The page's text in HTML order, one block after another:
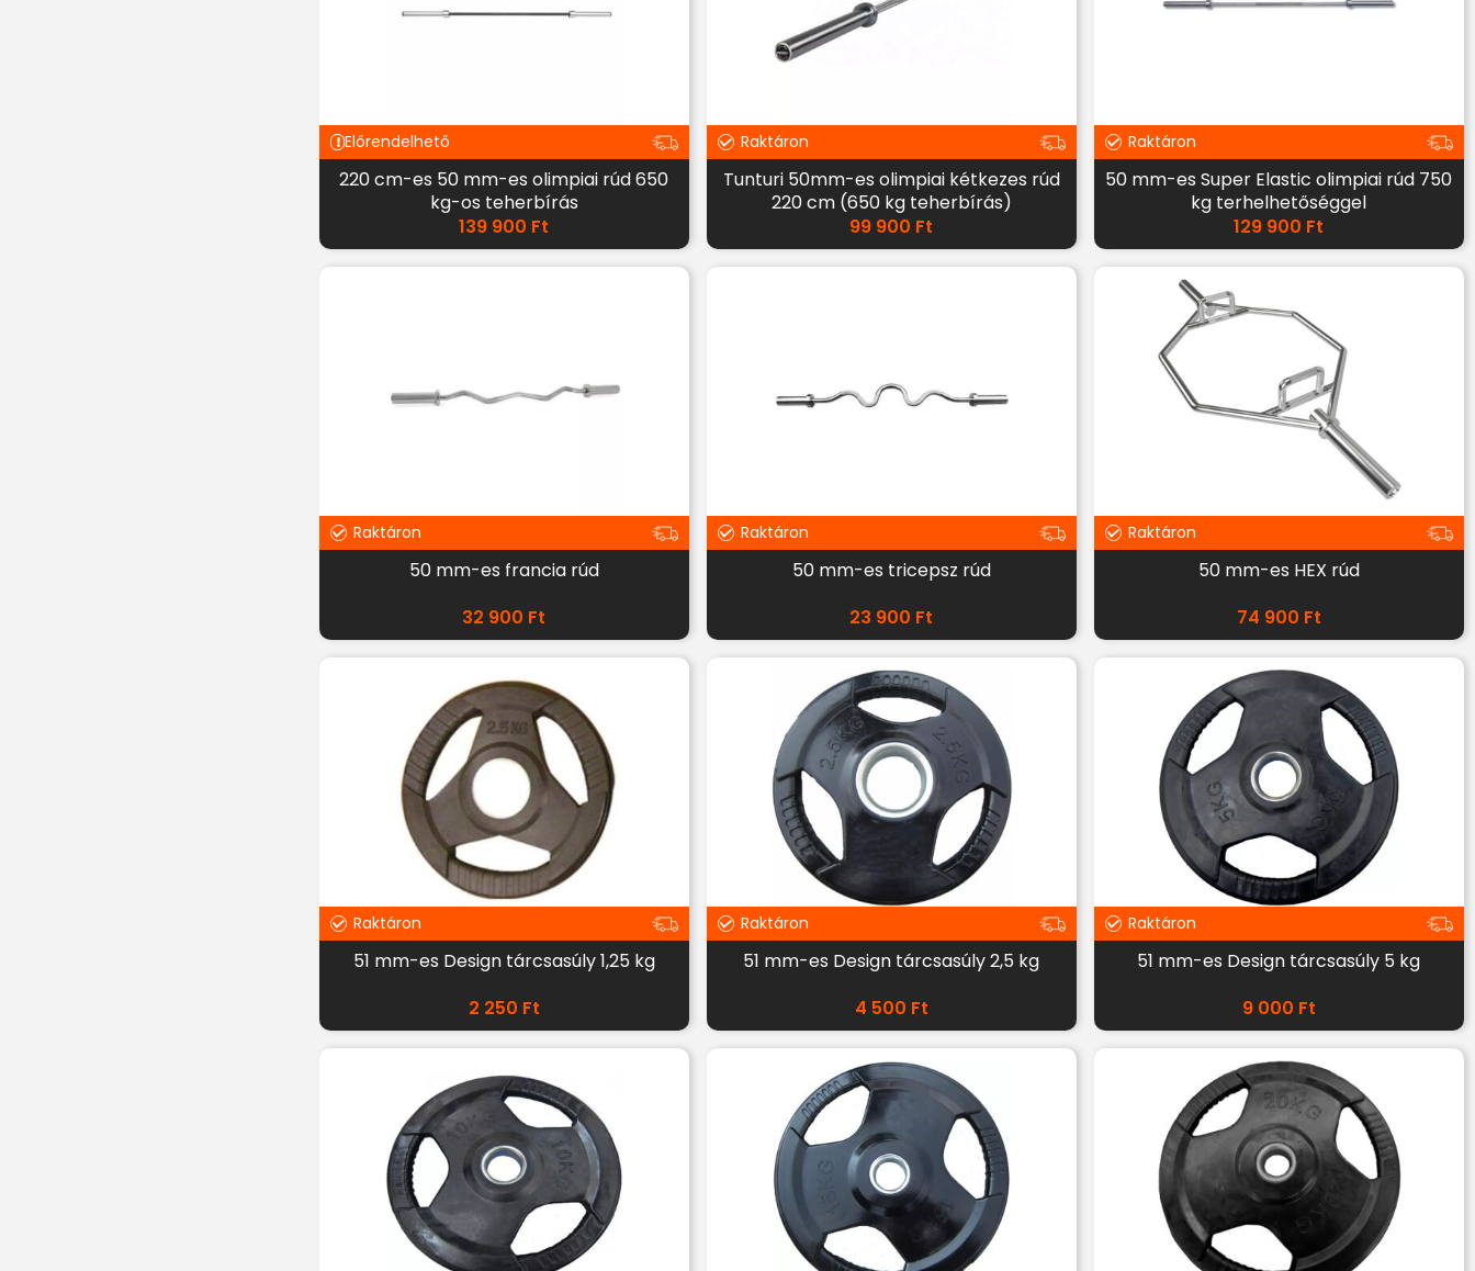
Előrendelhető
220 cm-es 50 mm-es olimpiai rúd 650
kg-os teherbírás
139 900 Ft
Raktáron
Tunturi 50mm-es olimpiai kétkezes rúd
220 cm (650 kg teherbírás)
99 900 Ft
Raktáron
50 mm-es Super Elastic olimpiai rúd 750
kg terhelhetőséggel
129 900 Ft
Raktáron
50 mm-es francia rúd
32 900 Ft
Raktáron
50 mm-es tricepsz rúd
23 900 Ft
Raktáron
50 mm-es HEX rúd
74 900 Ft
Raktáron
51 mm-es Design tárcsasúly 1,25 kg
2 250 Ft
Raktáron
51 mm-es Design tárcsasúly 2,5 kg
4 500 Ft
Raktáron
51 mm-es Design tárcsasúly 5 kg
9 000 Ft